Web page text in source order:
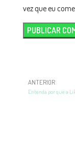
vez que eu
ANTERIOR